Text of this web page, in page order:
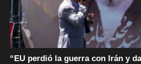
“EU perdió la guerra con Irán y